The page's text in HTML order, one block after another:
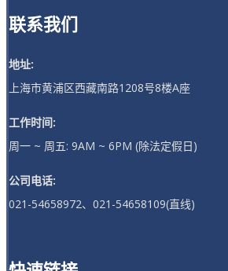
联系我们
地址:
上海市黄浦区西藏南路1208号8楼A座
工作时间:
周一 ~ 周五: 9AM ~ 6PM (除法定假日)
公司电话:
021-54658972、021-54658109(直线)